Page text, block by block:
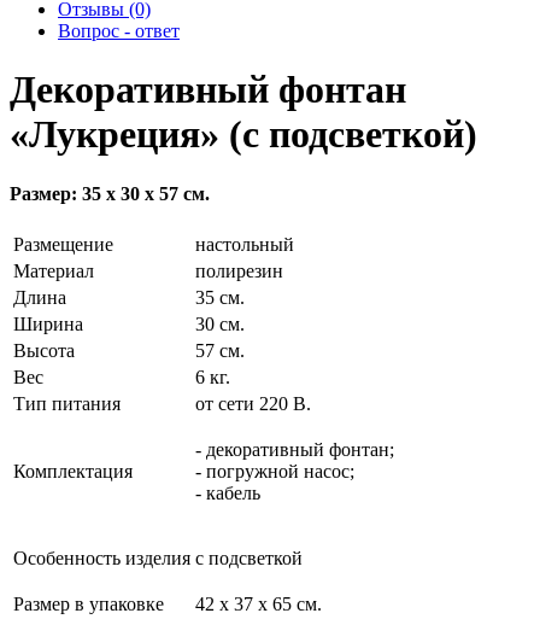
Отзывы (0)
Вопрос - ответ
Декоративный фонтан
«Лукреция» (с подсветкой)
Размер: 35 х 30 х 57 см.
Размещение
настольный
Материал
полирезин
Длина
35 см.
Ширина
30 см.
Высота
57 см.
Вес
6 кг.
Тип питания
от сети 220 В.
Комплектация
- декоративный фонтан;
- погружной насос;
- кабель
Особенность изделия с подсветкой
Размер в упаковке
42 x 37 x 65 см.